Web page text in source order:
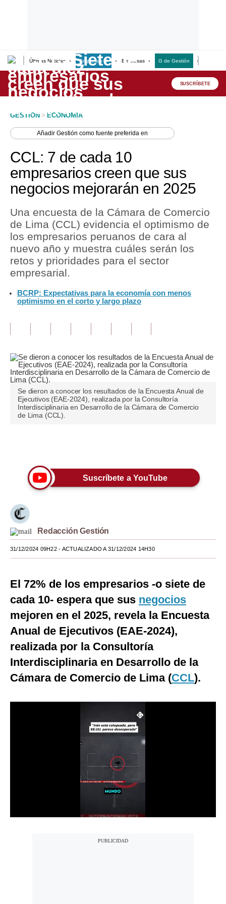
Últimas Noticias Empresas G Empresas G de Gestión
Lo último
Peru Quiosco
Economía
Mercados
Política
Finanzas Personales
Plus G
Opinión
Pregunta de hoy
Tendencias
Moda
Estilos
Mundo
EEUU
México
Internacional
Club del Suscriptor
Mix
G de Gestión
SUSCRÍBETE
GESTION > ECONOMIA
AñadirGestión como fuente preferida en
CCL: 7 de cada 10
empresarios creen que sus
negocios mejorarán en 2025
Una encuesta de la Cámara de Comercio
de Lima (CCL) evidencia el optimismo de
los empresarios peruanos de cara al
nuevo año y muestra cuáles serán los
retos y prioridades para el sector
empresarial.
BCRP: Expectativas para la economía con menos
optimismo en el corto y largo plazo
Se dieron a conocer los resultados de la Encuesta Anual de
Ejecutivos (EAE-2024), realizada por la Consultoría
Interdisciplinaria en Desarrollo de la Cámara de Comercio
de Lima (CCL).
Suscríbete a YouTube
Redacción Gestión
31/12/2024 09H22- ACTUALIZADO A 31/12/2024 14H30
El 72% de los empresarios -o siete de
cada 10- espera que sus negocios
mejoren en el 2025, revela la Encuesta
Anual de Ejecutivos (EAE-2024),
realizada por la Consultoría
Interdisciplinaria en Desarrollo de la
Cámara de Comercio de Lima (CCL).